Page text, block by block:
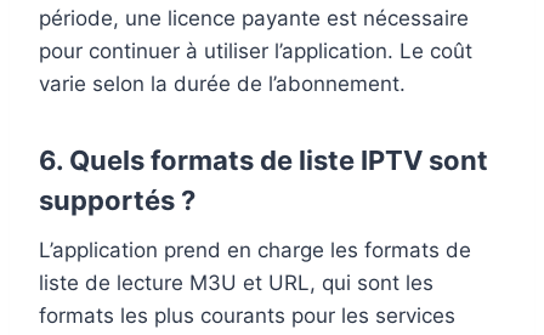
période, une licence payante est nécessaire
pour continuer à utiliser l’application. Le coût
varie selon la durée de l’abonnement.
6. Quels formats de liste IPTV sont
supportés ?
L’application prend en charge les formats de
liste de lecture M3U et URL, qui sont les
formats les plus courants pour les services